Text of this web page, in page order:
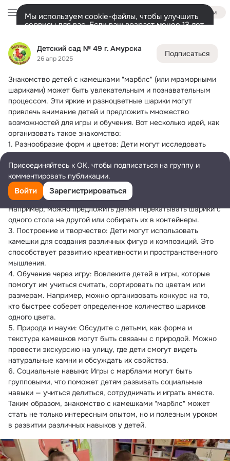
Детский сад № 49 г. Амурска
26 апр 2025
Подписаться
Знакомство детей с камешками "марблс" (или мраморными
шариками) может быть увлекательным и познавательным
процессом. Эти яркие и разноцветные шарики могут
привлечь внимание детей и предложить множество
возможностей для игры и обучения. Вот несколько идей, как
организовать такое знакомство:
1. Разнообразие форм и цветов: Дети могут исследовать
различные цвета и узоры на камешках. Это поможет им
развивать визуальное восприятие и учиться различать
цвета.
2. Игры на развитие мелкой моторики: Используйте марблы
для игр, которые помогут развивать мелкую моторику.
Например, можно предложить детям перекатывать шарики с
одного стола на другой или собирать их в контейнеры.
3. Построение и творчество: Дети могут использовать
камешки для создания различных фигур и композиций. Это
способствует развитию креативности и пространственного
мышления.
4. Обучение через игру: Вовлеките детей в игры, которые
помогут им учиться считать, сортировать по цветам или
размерам. Например, можно организовать конкурс на то,
кто быстрее соберет определенное количество шариков
одного цвета.
5. Природа и науки: Обсудите с детьми, как форма и
текстура камешков могут быть связаны с природой. Можно
провести экскурсию на улицу, где дети смогут видеть
натуральные камни и обсуждать их свойства.
6. Социальные навыки: Игры с марблами могут быть
групповыми, что поможет детям развивать социальные
навыки — учиться делиться, сотрудничать и играть вместе.
Таким образом, знакомство с камешками "марблс" может
стать не только интересным опытом, но и полезным уроком
в развитии различных навыков у детей.
Войти
Мы используем cookie-файлы, чтобы улучшить
сервисы для вас. Если ваш возраст менее 13 лет,
представитель.
Разрешить все Настроить
Лента Участники 4.4K Ещё
Дополнительная
колонка
Всё932 Обсуждаемые
Присоединяйтесь к ОК, чтобы подписаться на группу и
комментировать публикации.
Войти Зарегистрироваться